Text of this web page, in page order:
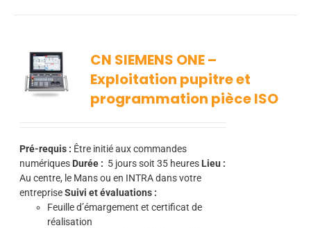
CN SIEMENS ONE –
Exploitation pupitre et
programmation pièce ISO
Pré-requis : Être initié aux commandes
numériques Durée : 5 jours soit 35 heures Lieu :
Au centre, le Mans ou en INTRA dans votre
entrepriseSuivi et évaluations :
Feuille d’émargement et certificat de
réalisation